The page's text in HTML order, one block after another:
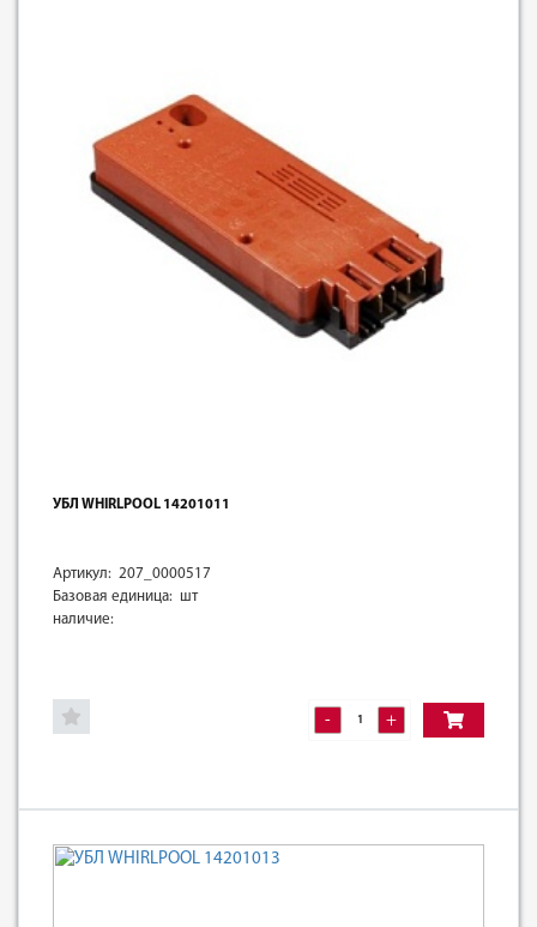
УБЛ WHIRLPOOL 14201011
Артикул: 207_0000517
Базовая единица: шт
наличие:
- +